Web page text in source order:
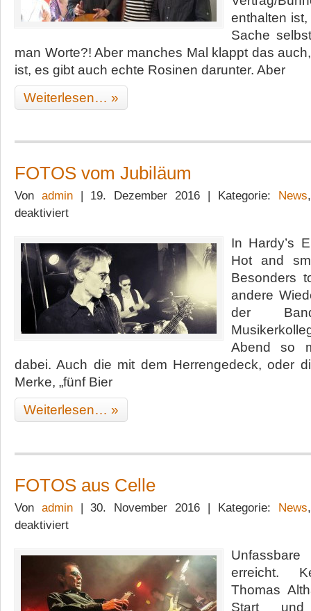
enthalten
Sache
man Worte?! Aber manches Mal klappt das
ist, es gibt auch echte Rosinen darunter. Aber
Weiterlesen… »
FOTOS vom Jubiläum
Von admin| 19. Dezember 2016 | Kategorie: News
deaktiviertfür
Jubiläum
In Hardy’s
Hot and
Besonders
andere
der
Abend so
dabei. Auch die mit dem Herrengedeck, oder
Merke, „fünf Bier
Weiterlesen… »
FOTOS aus Celle
Von admin| 30. November 2016 | Kategorie: News
deaktiviertfür
erreicht.
Thomas
Start und